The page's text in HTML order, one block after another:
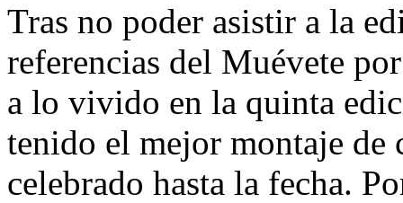
Tras no poder asistir a la
referencias del Muévete
a lo vivido en la quinta
tenido el mejor montaje de
celebrado hasta la fecha.